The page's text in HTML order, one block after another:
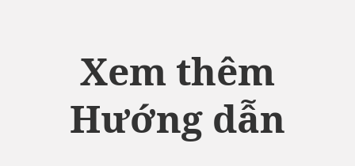
Xem thêm
Hướng dẫn